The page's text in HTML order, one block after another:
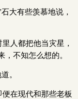
大有些羡慕地说，
人都把他当灾星，
不知怎么想的。
。
便在现代和那些老板